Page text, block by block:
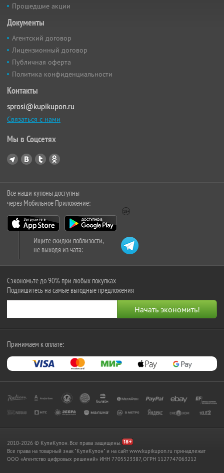
Прошедшие акции
Документы
Агентский договор
Лицензионный договор
Публичная оферта
Политика конфиденциальности
Контакты
sprosi@kupikupon.ru
Связаться с нами
Мы в Соцсетях
Все наши купоны доступны
через Мобильное Приложение:
Ищите скидки поблизости,
не выходя из чата:
Сэкономьте до 90% при любых покупках
Подпишитесь на самые выгодные предложения
Принимаем к оплате:
2010-2026 © КупиКупон. Все права защищены.
Все права на товарный знак "КупиКупон" и на сайт www.kupikupon.ru принадлежат
OOO «Агентство цифровых решений» ИНН 7705523387, ОГРН 1127747063212